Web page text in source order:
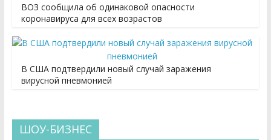
ВОЗ сообщила об одинаковой опасности
коронавируса для всех возрастов
В США подтвердили новый случай заражения
вирусной пневмонией
ШОУ-БИЗНЕС